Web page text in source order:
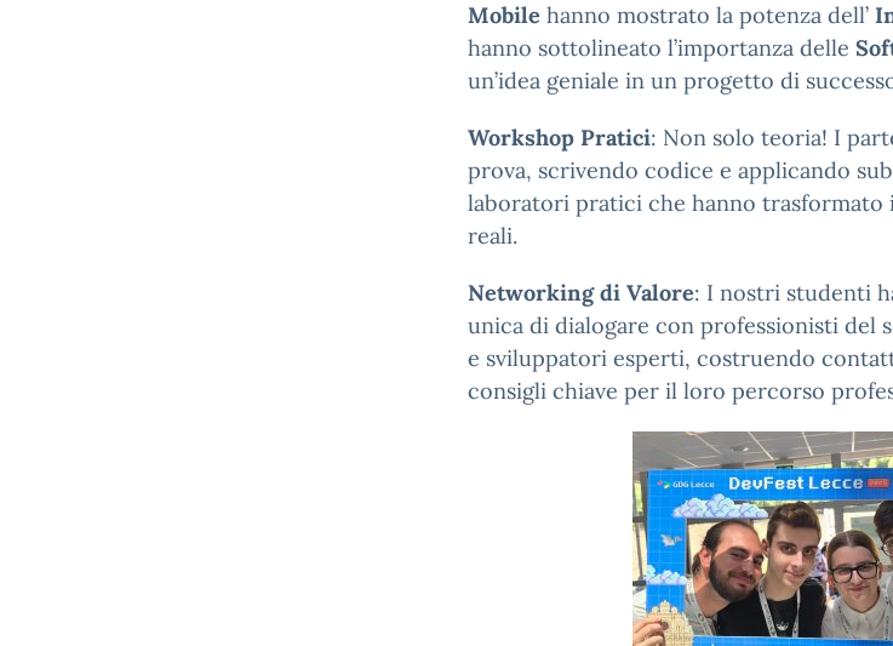
Mobile hanno mostrato la potenza dell’
hanno sottolineato l’importanza delle
un’idea geniale in un progetto di
Workshop Pratici: Non solo teoria! I
prova, scrivendo codice e applicando
laboratori pratici che hanno
reali.
Networking di Valore: I nostri studenti
unica di dialogare con professionisti del
e sviluppatori esperti, costruendo
consigli chiave per il loro percorso